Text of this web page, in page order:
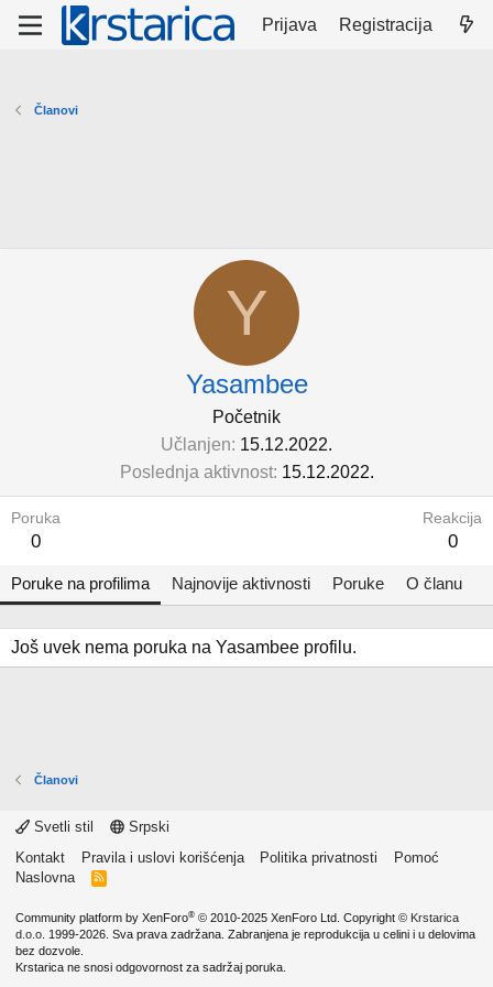
Prijava Registracija
Članovi
Y
Yasambee
Početnik
Učlanjen 15.12.2022.
Poslednja aktivnost 15.12.2022.
Poruka
0
Reakcija
0
Poruke na profilima Najnovije aktivnosti Poruke O članu
Još uvek nema poruka na Yasambee profilu.
Članovi
Svetli stil
Srpski
Kontakt
Pravila i uslovi korišćenja Politika privatnosti
Pomoć
Naslovna
R
Community platform by XenForo® © 2010-2025 XenForo Ltd. Copyright © Krstarica
d.o.o. 1999-2026. Sva prava zadržana. Zabranjena je reprodukcija u celini i u delovima
bez dozvole.
Krstarica ne snosi odgovornost za sadržaj poruka.